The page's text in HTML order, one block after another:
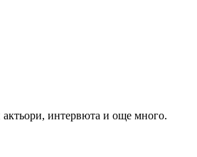
интервюта и още много.